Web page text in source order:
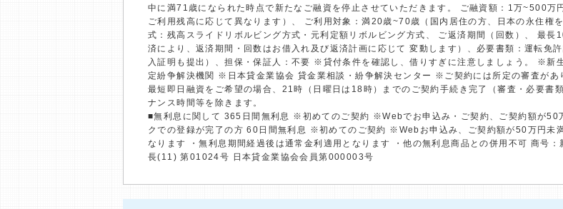
中に満71歳になられた時点で新たなご融資を停止させていただきます。 ご融資額：1万~500
ご利用残高に応じて異なります）、 ご利用対象：満20歳~70歳（国内居住の方、日本の永住権
式：残高スライドリボルビング方式・元利定額リボルビング方式、 ご返済期間（回数）、 最
済により、返済期間・回数はお借入れ及び返済計画に応じて 変動します）、必要書類：運転免
入証明も提出）、担保・保証人：不要 ※貸付条件を確認し、借りすぎに注意しましょう。 ※新
定紛争解決機関 ※日本貸金業協会 貸金業相談・紛争解決センター ※ご契約には所定の審査があ
最短即日融資をご希望の場合、21時（日曜日は18時）までのご契約手続き完了（審査・必要書
ナンス時間等を除きます。
■無利息に関して 365日間無利息 ※初めてのご契約 ※Webでお申込み・ご契約、ご契約額が50
クでの登録が完了の方 60日間無利息 ※初めてのご契約 ※Webお申込み、ご契約額が50万円未
なります ・無利息期間経過後は通常金利適用となります ・他の無利息商品との併用不可 商号
長(11) 第01024号 日本貸金業協会会員第000003号